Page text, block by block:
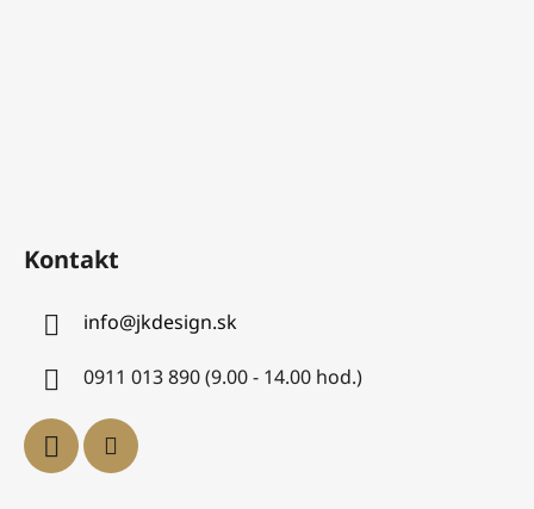
Kontakt
info@jkdesign.sk
0911 013 890 (9.00 - 14.00 hod.)